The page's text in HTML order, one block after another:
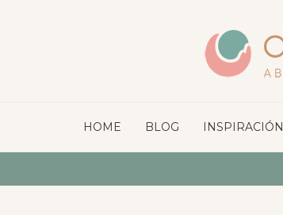
HOME BLOG INSPIRACIÓN